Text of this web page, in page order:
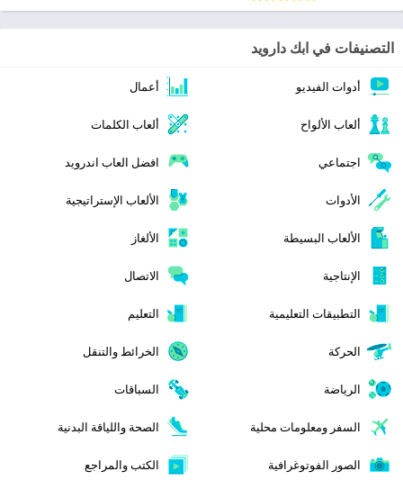
التصنيفات في ابك دارويد
أدوات الفيديو أعمال
ألعاب الألواح ألعاب الكلمات
اجتماعي افضل العاب اندرويد
الأدوات الألعاب الإستراتيجية
الألعاب البسيطة الألغاز
الإنتاجية الاتصال
التطبيقات التعليمية التعليم
الحركة الخرائط والتنقل
الرياضة السباقات
السفر ومعلومات محلية الصحة واللياقة البدنية
الصور الفوتوغرافية الكتب والمراجع